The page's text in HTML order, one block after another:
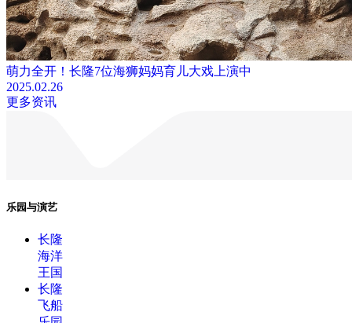
萌力全开！长隆7位海狮妈妈育儿大戏上演中
2025.02.26
更多资讯
乐园与演艺
长隆
海洋
王国
长隆
飞船